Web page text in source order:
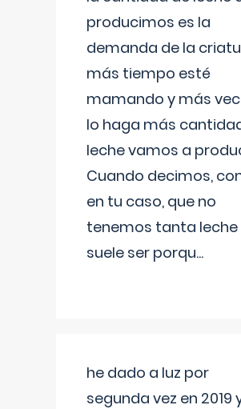
producimos es la
demanda de la
más tiempo esté
mamando y más
lo haga más
leche vamos a
Cuando decimos,
en tu caso, que no
tenemos tanta leche
suele ser porqu...
he dado a luz por
segunda vez en 2019